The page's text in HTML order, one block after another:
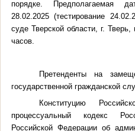
порядке. Предполагаемая
28.02.2025 (тестирование
суде Тверской области, г.
часов.
Претенденты на
государственной гражданской
Конституцию
процессуальный кодекс
Российской Федерации об